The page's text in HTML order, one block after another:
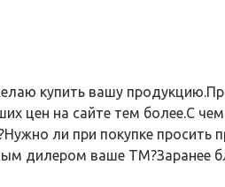
купить вашу
цен на сайте тем более.С
ли при покупке просить
дилером ваше ТМ?Заранее